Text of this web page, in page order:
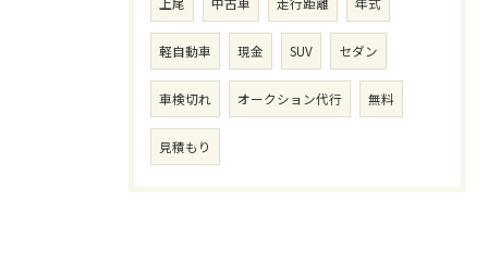
軽自動車 現金 SUV セダン
車検切れ オークション代行 無料
見積もり